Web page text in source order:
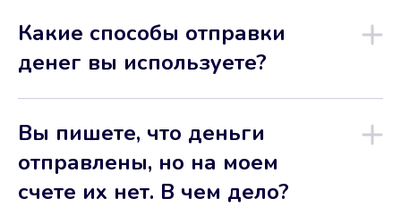
Какие способы отправки
денег вы используете?
Вы пишете, что деньги
отправлены, но на моем
счете их нет. В чем дело?